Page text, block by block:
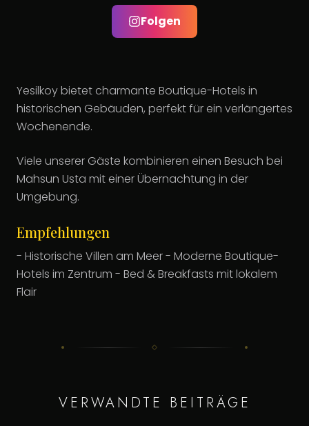
Folgen
Yesilkoy bietet charmante Boutique-Hotels in
historischen Gebäuden, perfekt für ein verlängertes
Wochenende.
Viele unserer Gäste kombinieren einen Besuch bei
Mahsun Usta mit einer Übernachtung in der
Umgebung.
Empfehlungen
- Historische Villen am Meer - Moderne Boutique-
Hotels im Zentrum - Bed & Breakfasts mit lokalem
Flair
VERWANDTE BEITRÄGE